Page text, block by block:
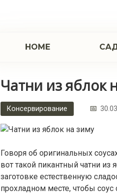
НОМЕ
Чатни из яблок
Консервирование
Говоря об оригинальных
вот такой пикантный чатни
заготовке естественную
прохладном месте, чтобы